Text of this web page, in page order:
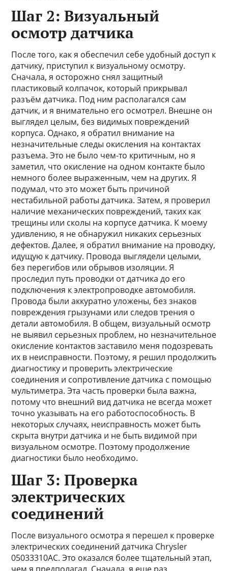
Шаг 2: Визуальный
осмотр датчика
После того, как я обеспечил себе удобный доступ к
датчику, приступил к визуальному осмотру.
Сначала, я осторожно снял защитный
пластиковый колпачок, который прикрывал
разъём датчика. Под ним располагался сам
датчик, и я внимательно его осмотрел. Внешне он
выглядел целым, без видимых повреждений
корпуса. Однако, я обратил внимание на
незначительные следы окисления на контактах
разъема. Это не было чем-то критичным, но я
заметил, что окисление на одном контакте было
немного более выраженным, чем на других. Я
подумал, что это может быть причиной
нестабильной работы датчика. Затем, я проверил
наличие механических повреждений, таких как
трещины или сколы на корпусе датчика. К моему
удивлению, я не обнаружил никаких серьезных
дефектов. Далее, я обратил внимание на проводку,
идущую к датчику. Провода выглядели целыми,
без перегибов или обрывов изоляции. Я
проследил путь проводки от датчика до его
подключения к электропроводке автомобиля.
Провода были аккуратно уложены, без знаков
повреждения грызунами или следов трения о
детали автомобиля. В общем, визуальный осмотр
не выявил серьезных проблем, но незначительное
окисление контактов заставило меня подозревать
их в неисправности. Поэтому, я решил продолжить
диагностику и проверить электрические
соединения и сопротивление датчика с помощью
мультиметра. Эта часть проверки была важна,
потому что внешний вид датчика не всегда может
точно указывать на его работоспособность. В
некоторых случаях, неисправность может быть
скрыта внутри датчика и не быть видимой при
визуальном осмотре. Поэтому продолжение
диагностики было необходимо.
Шаг 3: Проверка
электрических
соединений
После визуального осмотра я перешел к проверке
электрических соединений датчика Chrysler
05033310AC. Это оказался более тщательный этап,